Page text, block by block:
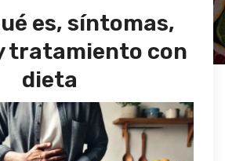
es, síntomas,
tratamiento con
dieta